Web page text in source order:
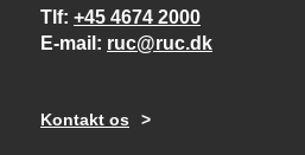
Tlf +45 4674 2000
E-mail
ruc@ruc.dk
Kontakt os